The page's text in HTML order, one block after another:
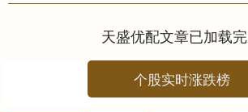
川智能、禾川科
天盛优配文章已加载
个股实时涨跌榜